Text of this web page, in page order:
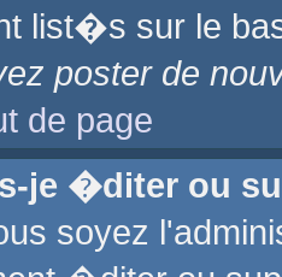
list�s sur le
poster de
de page
je �diter ou
soyez